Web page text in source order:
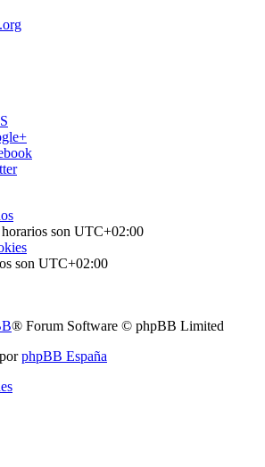
son UTC+02:00
son UTC+02:00
® Forum Software © phpBB Limited
phpBB España